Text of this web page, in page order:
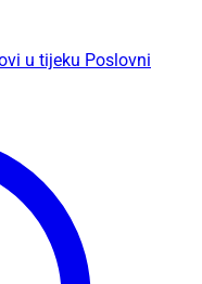
u tijeku Poslovni